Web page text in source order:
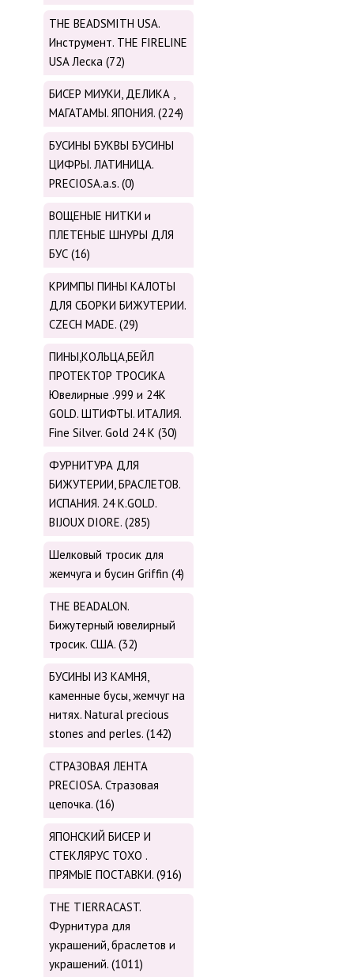
THE BEADSMITH USA.
Инструмент. THE FIRELINE
USA Леска (72)
БИСЕР МИУКИ, ДЕЛИКА ,
МАГАТАМЫ. ЯПОНИЯ. (224)
БУСИНЫ БУКВЫ БУСИНЫ
ЦИФРЫ. ЛАТИНИЦА.
PRECIOSA.a.s. (0)
ВОЩЕНЫЕ НИТКИ и
ПЛЕТЕНЫЕ ШНУРЫ ДЛЯ
БУС (16)
КРИМПЫ ПИНЫ КАЛОТЫ
ДЛЯ СБОРКИ БИЖУТЕРИИ.
CZECH MADE. (29)
ПИНЫ,КОЛЬЦА,БЕЙЛ
ПРОТЕКТОР ТРОСИКА
Ювелирные .999 и 24К
GOLD. ШТИФТЫ. ИТАЛИЯ.
Fine Silver. Gold 24 K (30)
ФУРНИТУРА ДЛЯ
БИЖУТЕРИИ, БРАСЛЕТОВ.
ИСПАНИЯ. 24 K.GOLD.
BIJOUX DIORE. (285)
Шелковый тросик для
жемчуга и бусин Griffin (4)
THE BEADALON.
Бижутерный ювелирный
тросик. США. (32)
БУСИНЫ ИЗ КАМНЯ,
каменные бусы, жемчуг на
нитях. Natural precious
stones and perles. (142)
СТРАЗОВАЯ ЛЕНТА
PRECIOSA. Стразовая
цепочка. (16)
ЯПОНСКИЙ БИСЕР И
СТЕКЛЯРУС TOХО .
ПРЯМЫЕ ПОСТАВКИ. (916)
THE TIERRACAST.
Фурнитура для
украшений, браслетов и
украшений. (1011)